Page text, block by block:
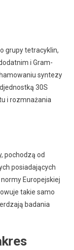
grupy tetracyklin,
i Gram-
syntezy
30S
i rozmnażania
pochodzą od
posiadających
Europejskiej
takie samo
badania